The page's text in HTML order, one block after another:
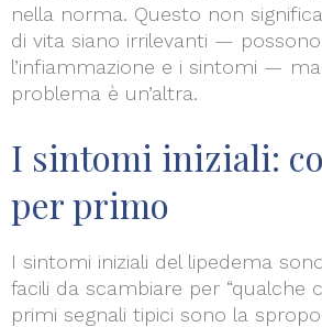
nella norma. Questo non
di vita siano irrilevanti —
l’infiammazione e i sintomi —
problema è un’altra.
I sintomi iniziali:
per primo
I sintomi iniziali del lipedema
facili da scambiare per “qualche
primi segnali tipici sono la